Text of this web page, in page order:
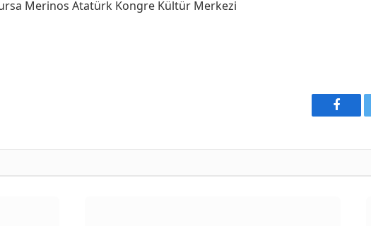
Merinos Atatürk Kongre Kültür Merkezi